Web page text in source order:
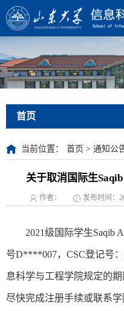
首页
当前位置： 首页 > 通知公
关于取消国际生
作者： 发布时间：
2021级国际学生Saqib
号D****007，CSC登记号
息科学与工程学院规定的
尽快完成注册手续或联系